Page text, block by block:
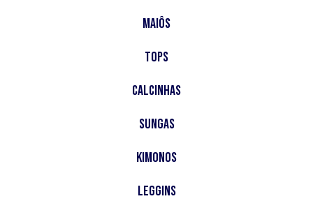
Maiôs
Tops
Calcinhas
Sungas
Kimonos
Leggins